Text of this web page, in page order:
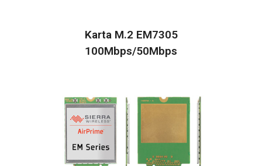
Karta M.2 EM7305
100Mbps/50Mbps